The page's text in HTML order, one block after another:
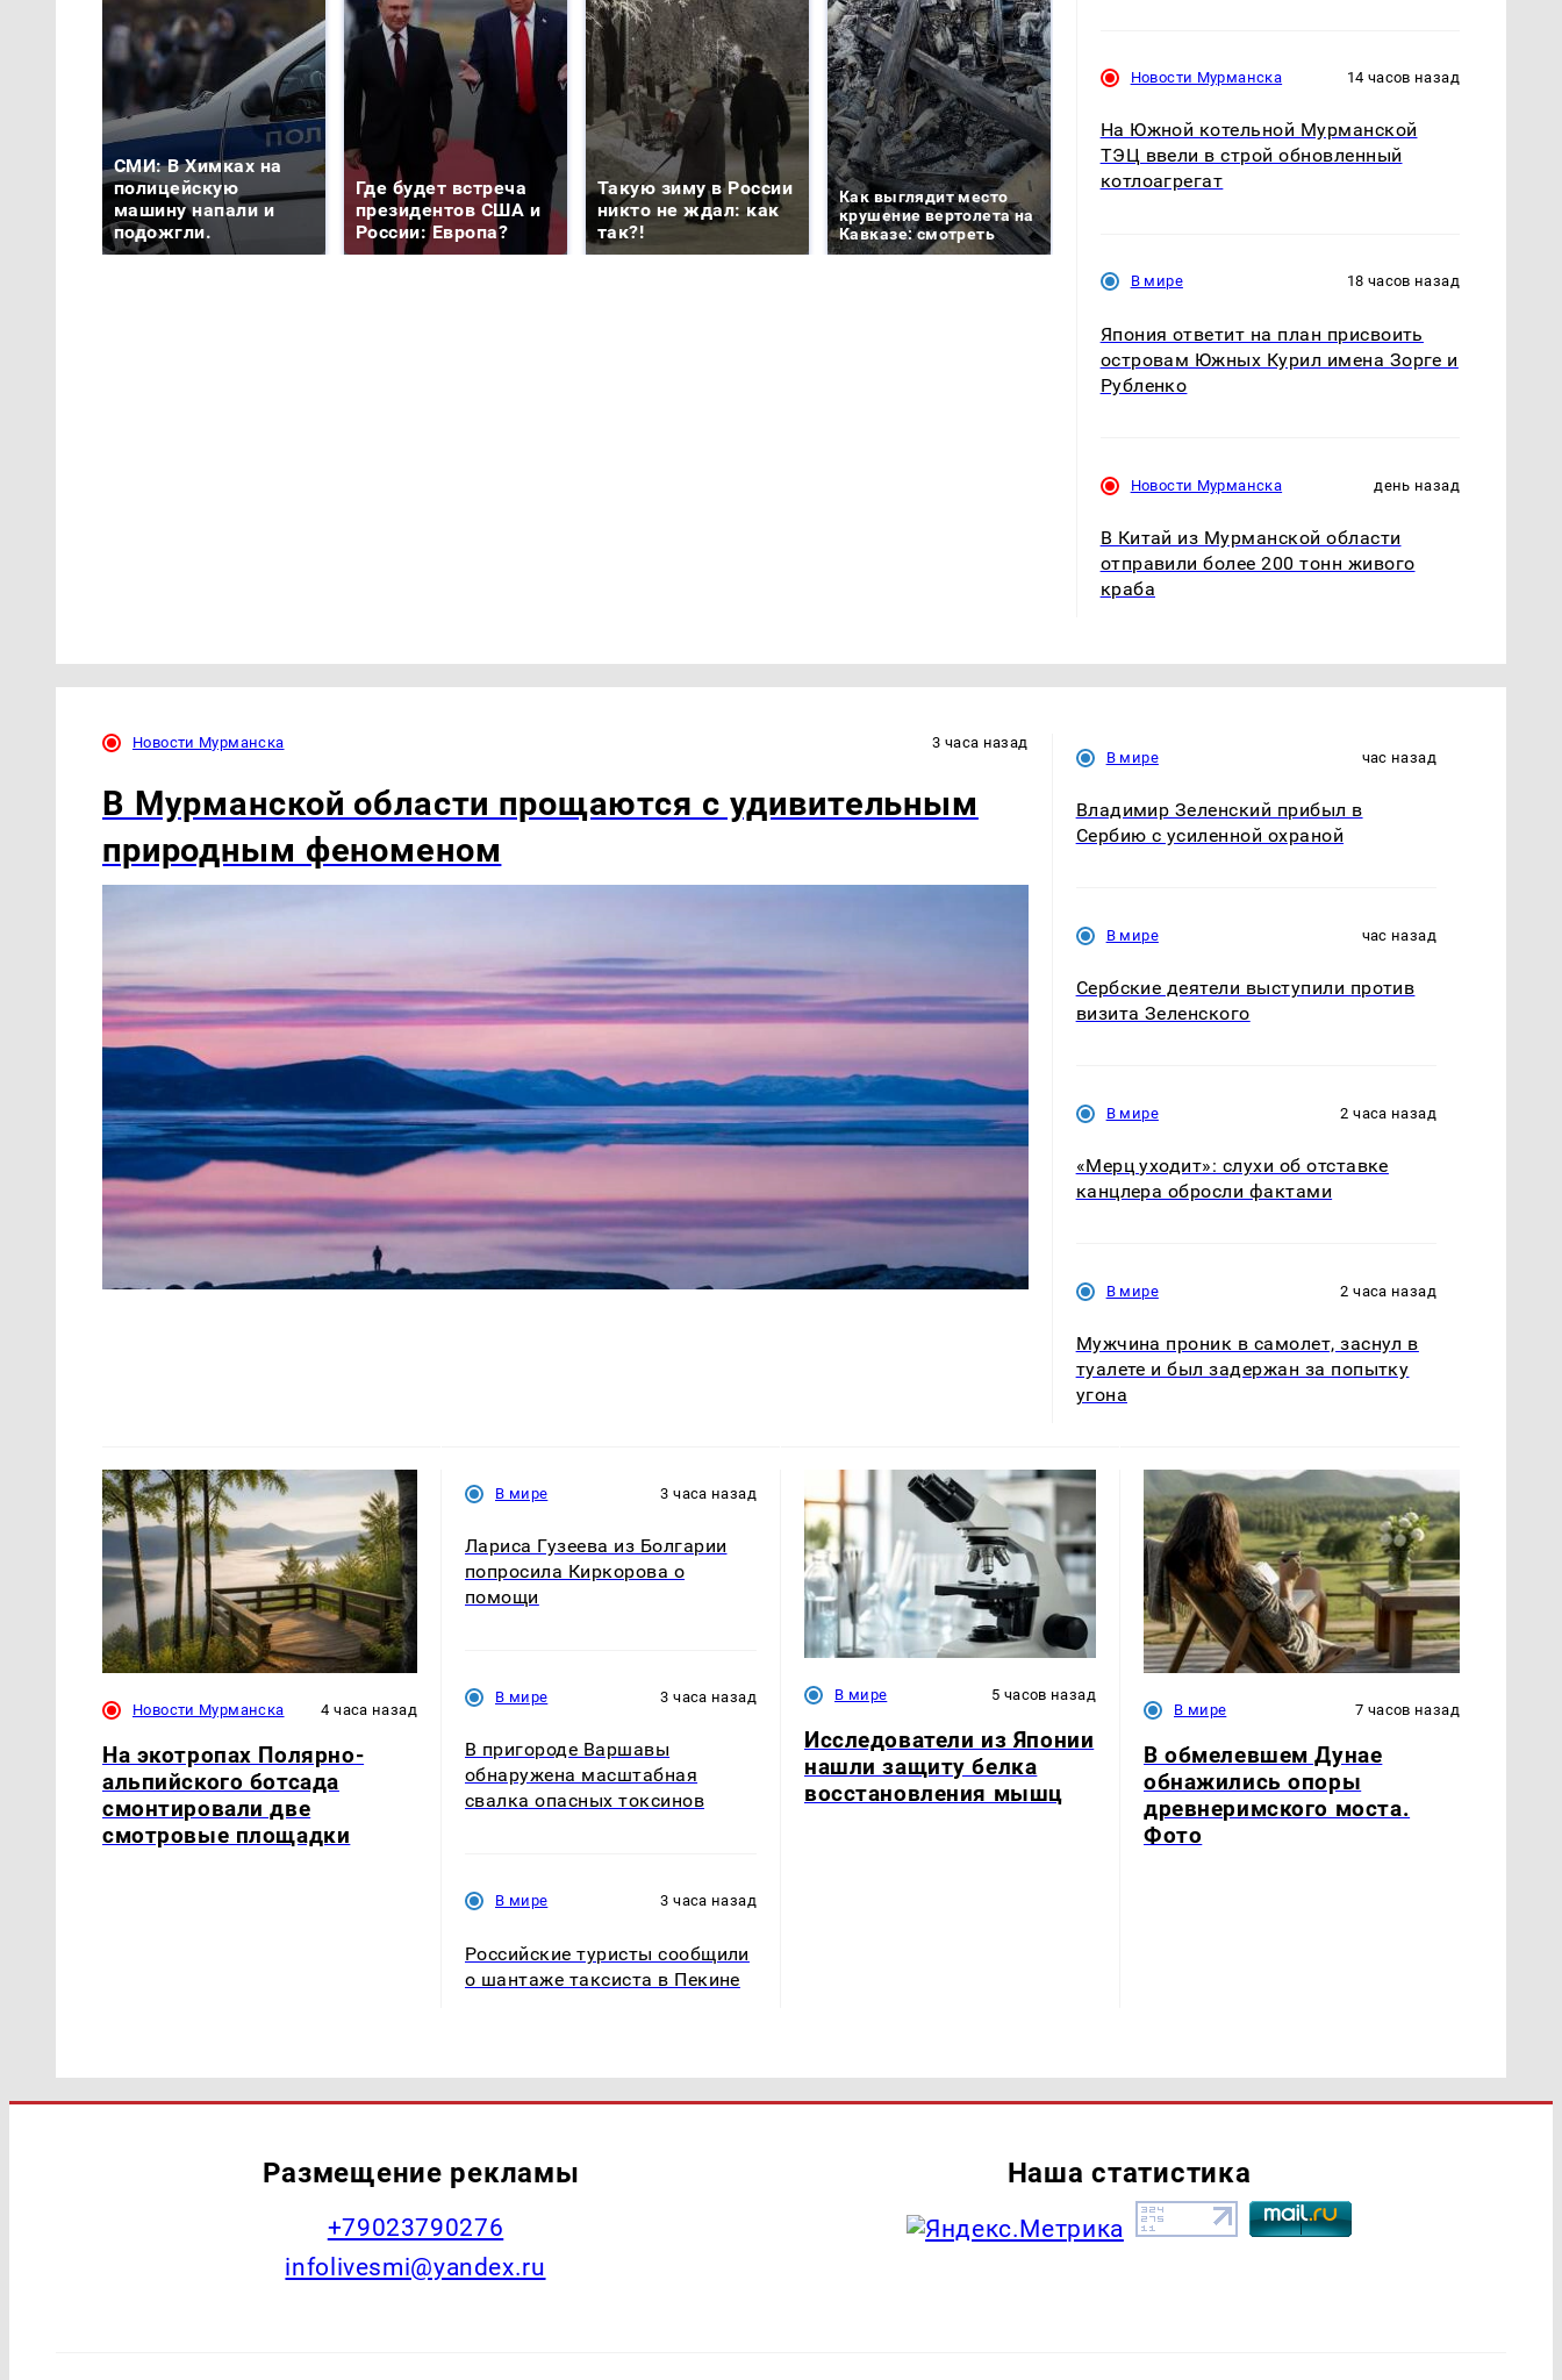
СМИ: В Химках на
полицейскую
машину напали и
подожгли.
Где будет встреча
президентов США и
России: Европа?
Такую зиму в России
никто не ждал: как
так?!
Как выглядит место
крушение вертолета на
Кавказе: смотреть
На Урале из казны
Новости Мурманска 14 часов назад
На Южной котельной Мурманской
ТЭЦ ввели в строй обновленный
котлоагрегат
В мире 18 часов назад
Япония ответит на план присвоить
островам Южных Курил имена Зорге и
Рубленко
Новости Мурманска день назад
В Китай из Мурманской области
отправили более 200 тонн живого
краба
Новости Мурманска 3 часа назад
В Мурманской области прощаются с удивительным
природным феноменом
В мире час назад
Владимир Зеленский прибыл в
Сербию с усиленной охраной
В мире час назад
Сербские деятели выступили против
визита Зеленского
В мире 2 часа назад
«Мерц уходит»: слухи об отставке
канцлера обросли фактами
В мире 2 часа назад
Мужчина проник в самолет, заснул в
туалете и был задержан за попытку
угона
Новости Мурманска 4 часа назад
На экотропах Полярно-
альпийского ботсада
смонтировали две
смотровые площадки
В мире 3 часа назад
Лариса Гузеева из Болгарии
попросила Киркорова о
помощи
В мире 3 часа назад
В пригороде Варшавы
обнаружена масштабная
свалка опасных токсинов
В мире 3 часа назад
Российские туристы сообщили
о шантаже таксиста в Пекине
В мире 5 часов назад
Исследователи из Японии
нашли защиту белка
восстановления мышц
В мире 7 часов назад
В обмелевшем Дунае
обнажились опоры
древнеримского моста.
Фото
Размещение рекламы
+79023790276
infolivesmi@yandex.ru
Наша статистика